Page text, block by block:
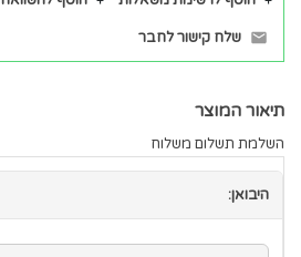
שלח קישור לחבר
תיאור המוצר
השלמת תשלום משלוח
היבואן: